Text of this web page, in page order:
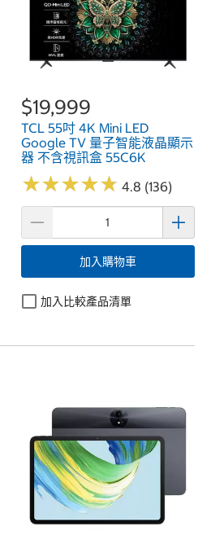
$19,999
TCL 55吋 4K Mini LED
Google TV 量子智能液晶顯示
器 不含視訊盒 55C6K
★★★★★
★★★★★ 4.8 (136)
加入購物車
加入比較產品清單